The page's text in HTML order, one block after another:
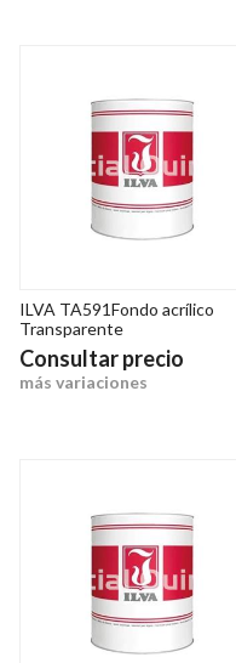
ILVA TA591Fondo acrílico
Transparente
Consultar precio
más variaciones